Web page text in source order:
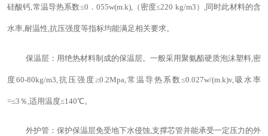
硅酸钙,常温导热系数≤0．055w(m.k),（密度≤220 kg/m3）,同时此材料的含
水率,耐温性,抗压强度等指标均能满足相关要求。
保温层：用绝热材料制成的保温层。一般采用聚氨酯硬质泡沫塑料,密
度60-80kg/m3,抗压强度≥0.2Mpa,常温导热系数≤0.027w/(m.k)v,吸水率
=≤3％,适用温度≤140℃。
外护管：保护保温层免受地下水侵蚀,支撑芯管并能承受一定压力的外